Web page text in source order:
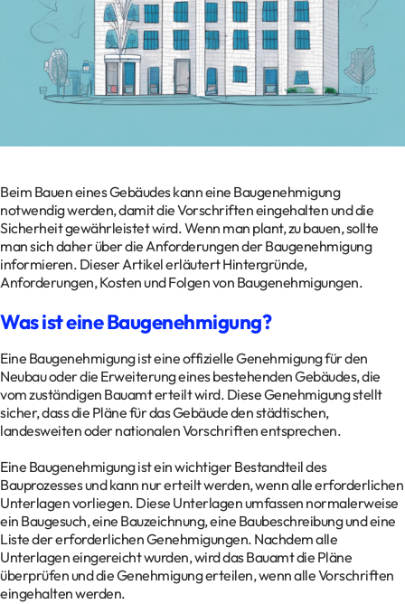
Kontakt
Datenschutz
Impressum
Glossar
Beim Bauen eines Gebäudes kann eine Baugenehmigung
notwendig werden, damit die Vorschriften eingehalten und die
Sicherheit gewährleistet wird. Wenn man plant, zu bauen, sollte
man sich daher über die Anforderungen der Baugenehmigung
informieren. Dieser Artikel erläutert Hintergründe,
Anforderungen, Kosten und Folgen von Baugenehmigungen.
Was ist eine Baugenehmigung?
Eine Baugenehmigung ist eine offizielle Genehmigung für den
Neubau oder die Erweiterung eines bestehenden Gebäudes, die
vom zuständigen Bauamt erteilt wird. Diese Genehmigung stellt
sicher, dass die Pläne für das Gebäude den städtischen,
landesweiten oder nationalen Vorschriften entsprechen.
Eine Baugenehmigung ist ein wichtiger Bestandteil des
Bauprozesses und kann nur erteilt werden, wenn alle erforderlichen
Unterlagen vorliegen. Diese Unterlagen umfassen normalerweise
ein Baugesuch, eine Bauzeichnung, eine Baubeschreibung und eine
Liste der erforderlichen Genehmigungen. Nachdem alle
Unterlagen eingereicht wurden, wird das Bauamt die Pläne
überprüfen und die Genehmigung erteilen, wenn alle Vorschriften
eingehalten werden.